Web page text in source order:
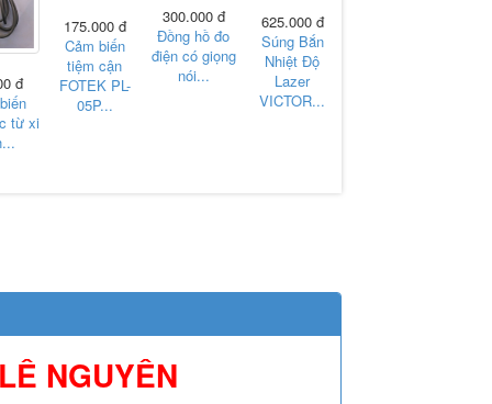
đ
từ xi
175.000 đ
Cảm biến
tiệm cận
FOTEK PL-
05P...
300.000 đ
Đồng hồ đo
điện có giọng
nói...
625.000 đ
Súng Bắn
Nhiệt Độ
Lazer
VICTOR...
NGUYÊN